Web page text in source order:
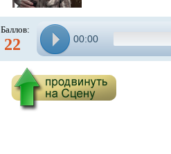
Баллов:
22 00:00